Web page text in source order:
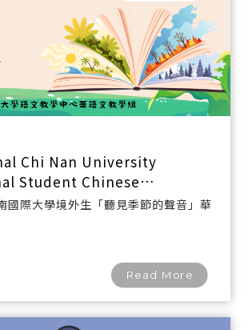
Chi Nan University
Student Chinese
Listening to the
Season
國際大學境外生「聽見季節的聲音」華
Read More